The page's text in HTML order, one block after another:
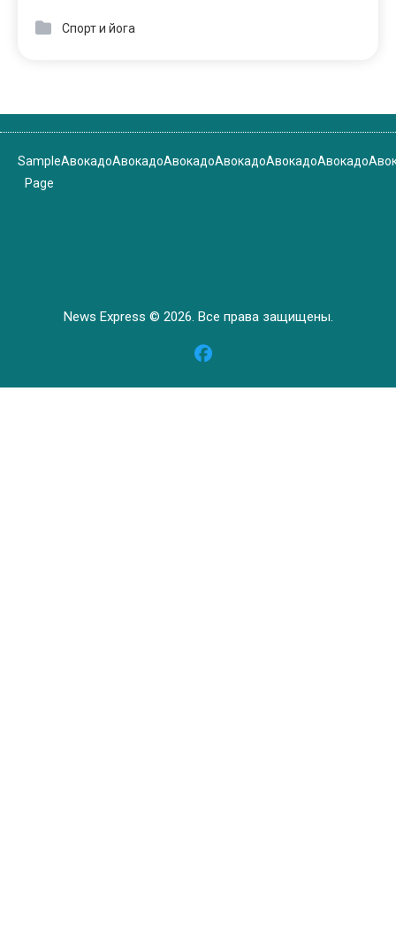
Спорт и йога
Sample
Page
АвокадоАвокадоАвокадоАвокадоАвокадоАвокадо
News Express © 2026. Все права защищены.